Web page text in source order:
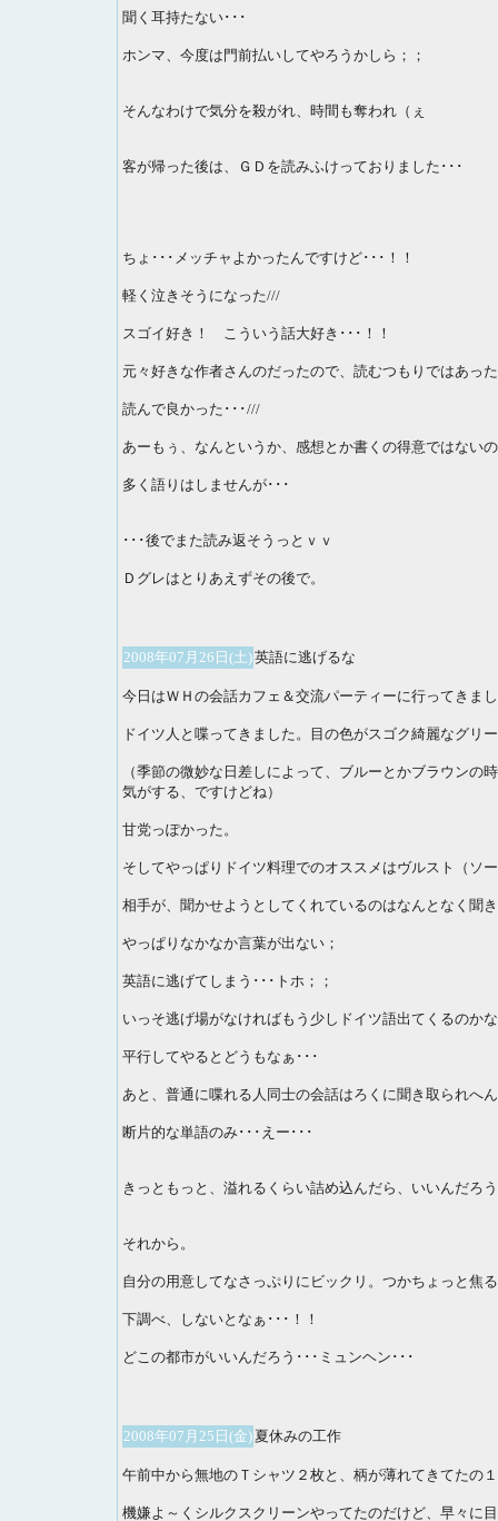
聞く耳持たない･･･
ホンマ、今度は門前払いしてやろうかしら；；
そんなわけで気分を殺がれ、時間も奪われ（ぇ
客が帰った後は、ＧＤを読みふけっておりました･･･
ちょ･･･メッチャよかったんですけど･･･！！
軽く泣きそうになった///
スゴイ好き！ こういう話大好き･･･！！
元々好きな作者さんのだったので、読むつもりではあっ
読んで良かった･･･///
あーもぅ、なんというか、感想とか書くの得意ではない
多く語りはしませんが･･･
･･･後でまた読み返そうっとｖｖ
Ｄグレはとりあえずその後で。
2008年07月26日(土)英語に逃げるな
今日はＷＨの会話カフェ＆交流パーティーに行ってきま
ドイツ人と喋ってきました。目の色がスゴク綺麗なグリ
（季節の微妙な日差しによって、ブルーとかブラウン
気がする、ですけどね）
甘党っぽかった。
そしてやっぱりドイツ料理でのオススメはヴルスト（ソ
相手が、聞かせようとしてくれているのはなんとなく聞
やっぱりなかなか言葉が出ない；
英語に逃げてしまう･･･トホ；；
いっそ逃げ場がなければもう少しドイツ語出てくるのか
平行してやるとどうもなぁ･･･
あと、普通に喋れる人同士の会話はろくに聞き取られへ
断片的な単語のみ･･･えー･･･
きっともっと、溢れるくらい詰め込んだら、いいんだろ
それから。
自分の用意してなさっぷりにビックリ。つかちょっと焦
下調べ、しないとなぁ･･･！！
どこの都市がいいんだろう･･･ミュンヘン･･･
2008年07月25日(金) 夏休みの工作
午前中から無地のＴシャツ２枚と、柄が薄れてきてたの
機嫌よ～くシルクスクリーンやってたのだけど、早々に